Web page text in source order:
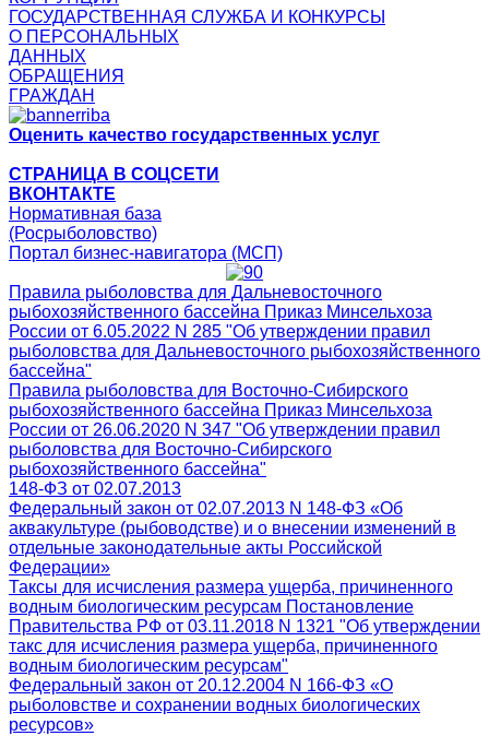
ГОСУДАРСТВЕННАЯ СЛУЖБА И КОНКУРСЫ
О ПЕРСОНАЛЬНЫХ
ДАННЫХ
ОБРАЩЕНИЯ
ГРАЖДАН
Оценить качество государственных услуг
СТРАНИЦА В СОЦСЕТИ
ВКОНТАКТЕ
Нормативная база
(Росрыболовство)
Портал бизнес-навигатора (МСП)
Правила рыболовства для Дальневосточного
рыбохозяйственного бассейна Приказ Минсельхоза
России от 6.05.2022 N 285 "Об утверждении правил
рыболовства для Дальневосточного рыбохозяйственного
бассейна"
Правила рыболовства для Восточно-Сибирского
рыбохозяйственного бассейна Приказ Минсельхоза
России от 26.06.2020 N 347 "Об утверждении правил
рыболовства для Восточно-Сибирского
рыбохозяйственного бассейна"
148-ФЗ от 02.07.2013
Федеральный закон от 02.07.2013 N 148-ФЗ «Об
аквакультуре (рыбоводстве) и о внесении изменений в
отдельные законодательные акты Российской
Федерации»
Таксы для исчисления размера ущерба, причиненного
водным биологическим ресурсам Постановление
Правительства РФ от 03.11.2018 N 1321 "Об утверждении
такс для исчисления размера ущерба, причиненного
водным биологическим ресурсам"
Федеральный закон от 20.12.2004 N 166-ФЗ «О
рыболовстве и сохранении водных биологических
ресурсов»